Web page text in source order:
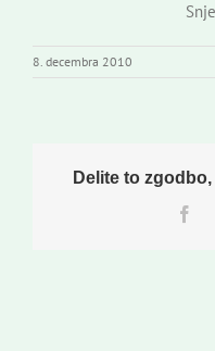
8. decembra 2010
Delite to